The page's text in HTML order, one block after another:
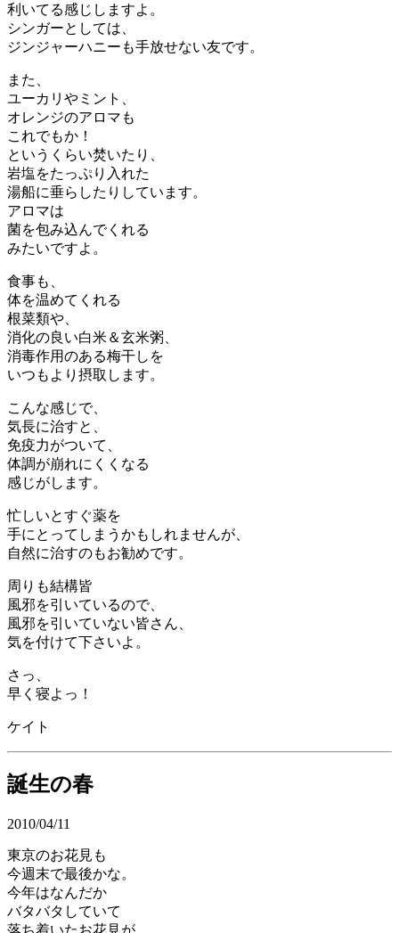
利いてる感じしますよ。
シンガーとしては、
ジンジャーハニーも手放せない友です。
また、
ユーカリやミント、
オレンジのアロマも
これでもか！
というくらい焚いたり、
岩塩をたっぷり入れた
湯船に垂らしたりしています。
アロマは
菌を包み込んでくれる
みたいですよ。
食事も、
体を温めてくれる
根菜類や、
消化の良い白米＆玄米粥、
消毒作用のある梅干しを
いつもより摂取します。
こんな感じで、
気長に治すと、
免疫力がついて、
体調が崩れにくくなる
感じがします。
忙しいとすぐ薬を
手にとってしまうかもしれませんが、
自然に治すのもお勧めです。
周りも結構皆
風邪を引いているので、
風邪を引いていない皆さん、
気を付けて下さいよ。
さっ、
早く寝よっ！
ケイト
誕生の春
2010/04/11
東京のお花見も
今週末で最後かな。
今年はなんだか
バタバタしていて